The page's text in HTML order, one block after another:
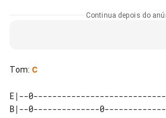
Continua depois do
Tom: C
E|--
B|--0--------------